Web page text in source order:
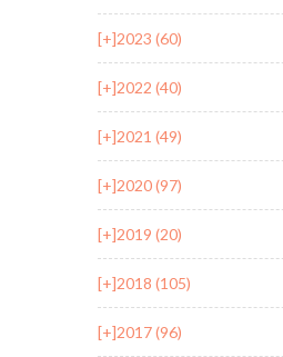
[+]2023 (60)
[+]2022 (40)
[+]2021 (49)
[+]2020 (97)
[+]2019 (20)
[+]2018 (105)
[+]2017 (96)